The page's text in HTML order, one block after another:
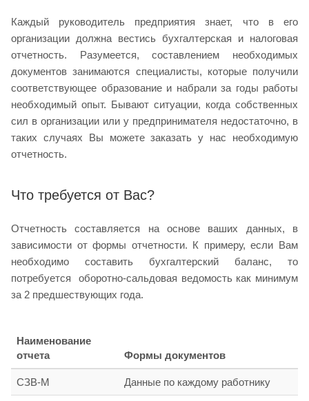
Каждый руководитель предприятия знает, что в его
организации должна вестись бухгалтерская и налоговая
отчетность. Разумеется, составлением необходимых
документов занимаются специалисты, которые получили
соответствующее образование и набрали за годы работы
необходимый опыт. Бывают ситуации, когда собственных
сил в организации или у предпринимателя недостаточно, в
таких случаях Вы можете заказать у нас необходимую
отчетность.
Что требуется от Вас?
Отчетность составляется на основе ваших данных, в
зависимости от формы отчетности. К примеру, если Вам
необходимо составить бухгалтерский баланс, то
потребуется оборотно-сальдовая ведомость как минимум
за 2 предшествующих года.
Наименование
отчета
Формы документов
СЗВ-М Данные по каждому работнику